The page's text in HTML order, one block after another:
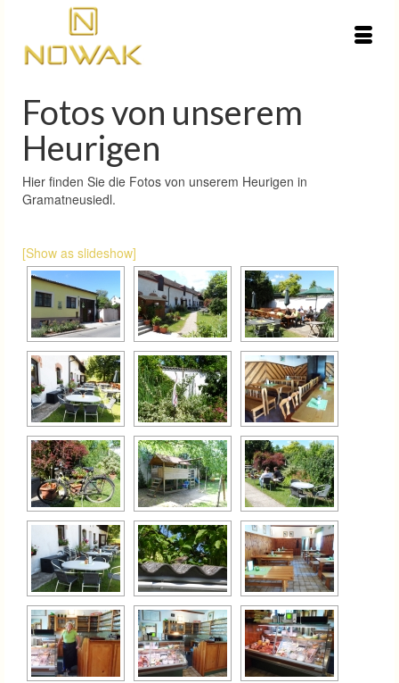
Fotos von unserem
Heurigen
Hier finden Sie die Fotos von unserem Heurigen in
Gramatneusiedl.
[Show as slideshow]